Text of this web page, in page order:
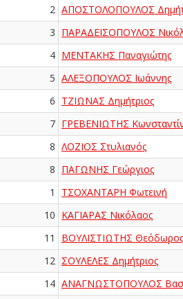
2 ΑΠΟΣΤΟΛΟΠΟΥΛΟΣ
3 ΠΑΡΑΔΕΙΣΟΠΟΥΛΟΣ
4 ΜΕΝΤΑΚΗΣ Παναγιώτης
5 ΑΛΕΞΟΠΟΥΛΟΣ Ιωάννης
6 ΤΖΙΩΝΑΣ Δημήτριος
7 ΓΡΕΒΕΝΙΩΤΗΣ
8 ΛΟΖΙΟΣ Στυλιανός
8 ΠΑΓΩΝΗΣ Γεώργιος
1 ΤΣΟΧΑΝΤΑΡΗ Φωτεινή
10 ΚΑΓΙΑΡΑΣ Νικόλαος
11 ΒΟΥΛΙΣΤΙΩΤΗΣ Θεόδωρος
12 ΣΟΥΛΕΛΕΣ Δημήτριος
14 ΑΝΑΓΝΩΣΤΟΠΟΥΛΟΣ